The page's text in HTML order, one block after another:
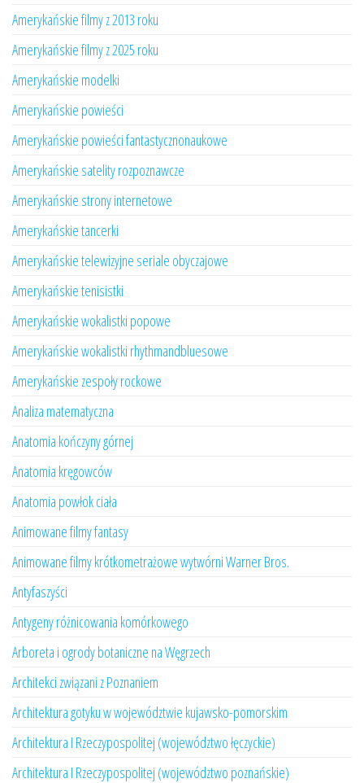
Amerykańskie filmy z 2013 roku
Amerykańskie filmy z 2025 roku
Amerykańskie modelki
Amerykańskie powieści
Amerykańskie powieści fantastycznonaukowe
Amerykańskie satelity rozpoznawcze
Amerykańskie strony internetowe
Amerykańskie tancerki
Amerykańskie telewizyjne seriale obyczajowe
Amerykańskie tenisistki
Amerykańskie wokalistki popowe
Amerykańskie wokalistki rhythmandbluesowe
Amerykańskie zespoły rockowe
Analiza matematyczna
Anatomia kończyny górnej
Anatomia kręgowców
Anatomia powłok ciała
Animowane filmy fantasy
Animowane filmy krótkometrażowe wytwórni Warner Bros.
Antyfaszyści
Antygeny różnicowania komórkowego
Arboreta i ogrody botaniczne na Węgrzech
Architekci związani z Poznaniem
Architektura gotyku w województwie kujawsko-pomorskim
Architektura I Rzeczypospolitej (województwo łęczyckie)
Architektura I Rzeczypospolitej (województwo poznańskie)